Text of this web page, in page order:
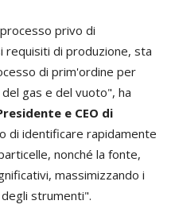
privo di
requisiti di produzione, sta
di prim'ordine per
gas e del vuoto", ha
e CEO di
di identificare rapidamente
nonché la fonte,
massimizzando i
strumenti".